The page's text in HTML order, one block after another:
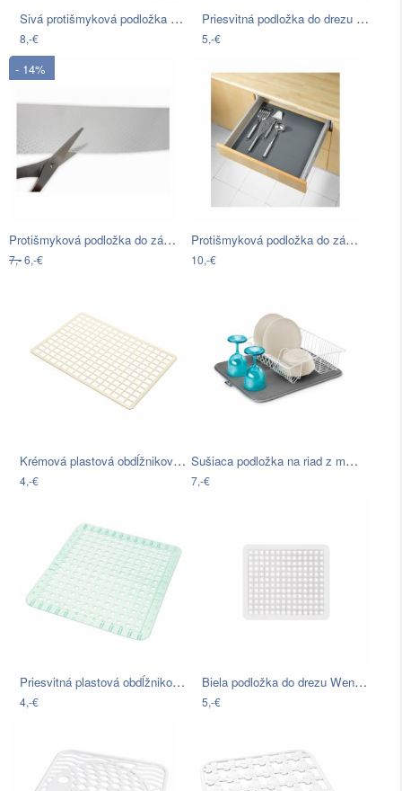
Sivá protišmyková podložka do zásuvky…
8,-€
Priesvitná podložka do drezu Addis, 30…
5,-€
- 14%
Protišmyková podložka do zásuviek JOCCA
7,-6,-€
Protišmyková podložka do zásuvky Wenko…
10,-€
Krémová plastová obdĺžniková podložka…
4,-€
Sušiaca podložka na riad z mikrovlákna…
7,-€
Priesvitná plastová obdĺžniková…
4,-€
Biela podložka do drezu Wenko Sink Mat,…
5,-€